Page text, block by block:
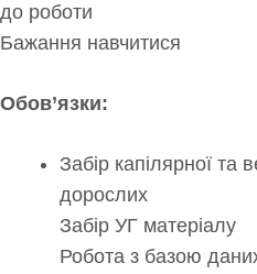
до роботи
Бажання навчитися
Обов’язки:
Забір капілярної та
дорослих
Забір УГ матеріалу
Робота з базою